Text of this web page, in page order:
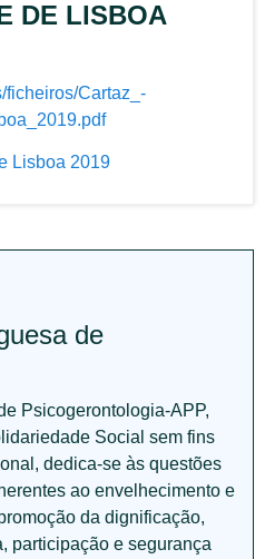
DE LISBOA
ficheiros/Cartaz_-
Lisboa 2019
de
Psicogerontologia-APP,
Social sem fins
dedica-se às questões
ao envelhecimento e
da dignificação,
participação e segurança